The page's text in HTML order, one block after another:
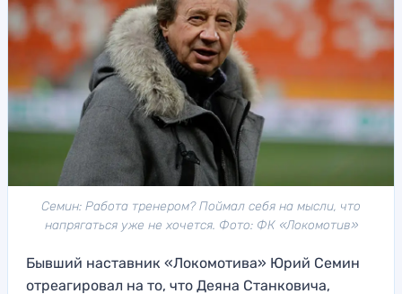
Семин: Работа тренером? Поймал себя на мысли, что
напрягаться уже не хочется. Фото: ФК «Локомотив»
Бывший наставник «Локомотива» Юрий Семин
отреагировал на то, что Деяна Станковича,